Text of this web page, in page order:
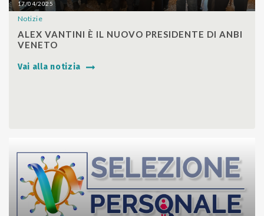
17/04/2025
Notizie
ALEX VANTINI È IL NUOVO PRESIDENTE DI ANBI
VENETO
Vai alla notizia